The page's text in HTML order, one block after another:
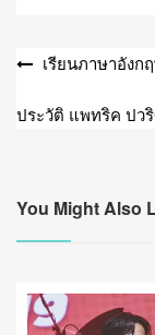
แนะแนว
เรื่อง
เรียนภาษาอังก
ประวัติ แพทริค ปว
You Might Also